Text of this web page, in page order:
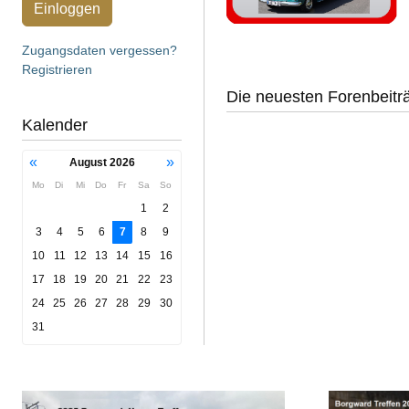
Einloggen
Zugangsdaten vergessen?
Registrieren
Kalender
« August 2026 »
Mo Di Mi Do Fr Sa So
1
2
3
4 5 6 7 8
9
10
11 12 13 14 15
16
17
18 19 20 21 22
23
24
25 26 27 28 29
30
31
Die neuesten